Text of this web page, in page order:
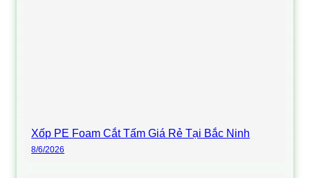
Xốp PE Foam Cắt Tấm Giá Rẻ Tại Bắc Ninh
8/6/2026